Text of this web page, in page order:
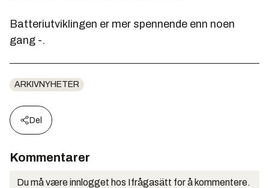
Batteriutviklingen er mer spennende enn noen
gang -.
ARKIVNYHETER
Del
Kommentarer
Du må være innlogget hos Ifrågasätt for å kommentere.